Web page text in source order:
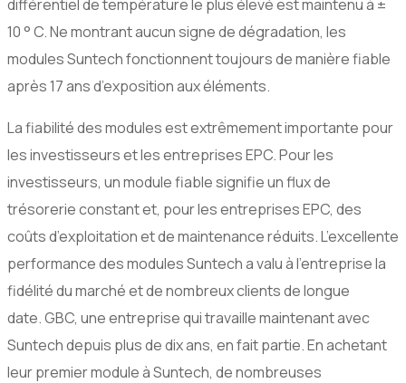
différentiel de température le plus élevé est maintenu à ±
10 ° C. Ne montrant aucun signe de dégradation, les
modules Suntech fonctionnent toujours de manière fiable
après 17 ans d’exposition aux éléments.
La fiabilité des modules est extrêmement importante pour
les investisseurs et les entreprises EPC. Pour les
investisseurs, un module fiable signifie un flux de
trésorerie constant et, pour les entreprises EPC, des
coûts d’exploitation et de maintenance réduits. L’excellente
performance des modules Suntech a valu à l’entreprise la
fidélité du marché et de nombreux clients de longue
date. GBC, une entreprise qui travaille maintenant avec
Suntech depuis plus de dix ans, en fait partie. En achetant
leur premier module à Suntech, de nombreuses